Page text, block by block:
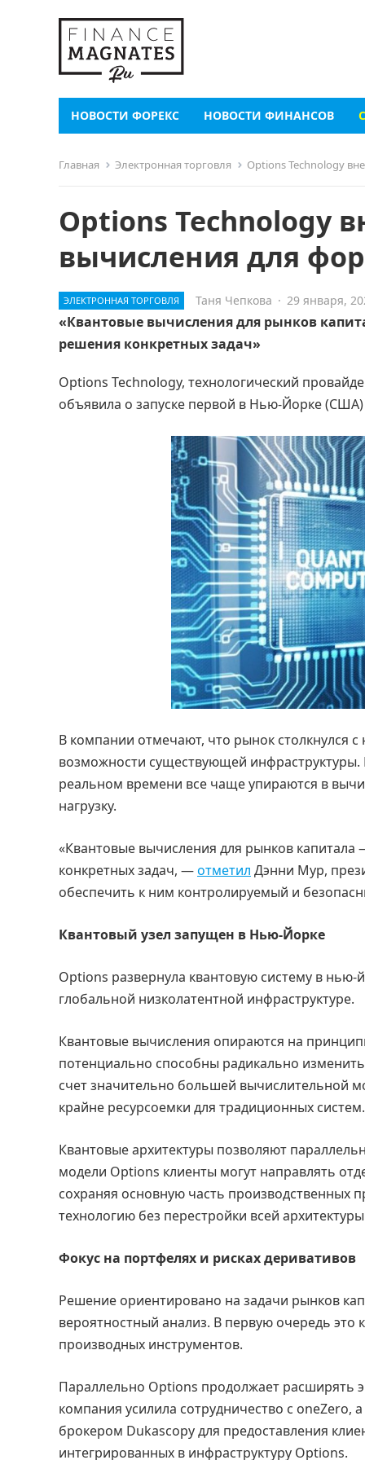
НОВОСТИ ФОРЕКС НОВОСТИ ФИНАНСОВ
Главная Электронная торговля Options Technology
Options Technology
вычисления для
ЭЛЕКТРОННАЯ ТОРГОВЛЯ Таня Чепкова · 29 января,
«Квантовые вычисления для рынков
решения конкретных задач»
Options Technology, технологический
объявила о запуске первой в Нью-Йорке
В компании отмечают, что рынок столкнулся
возможности существующей
реальном времени все чаще упираются в
нагрузку.
«Квантовые вычисления для рынков
конкретных задач, —отметил Дэнни Мур,
обеспечить к ним контролируемый и
Квантовый узел запущен в Нью-Йорке
Options развернула квантовую систему в
глобальной низколатентной инфраструктуре.
Квантовые вычисления опираются на
потенциально способны радикально
счет значительно большей вычислительной
крайне ресурсоемки для традиционных систем.
Квантовые архитектуры позволяют
модели Options клиенты могут направлять
сохраняя основную часть производственных
технологию без перестройки всей
Фокус на портфелях и рисках деривативов
Решение ориентировано на задачи рынков
вероятностный анализ. В первую очередь
производных инструментов.
Параллельно Options продолжает расширять
компания усилила сотрудничество с oneZero,
брокером Dukascopy для предоставления
интегрированных в инфраструктуру Options.